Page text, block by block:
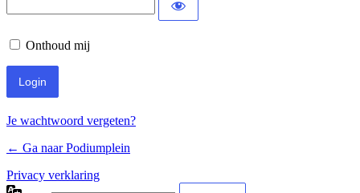
Onthoud mij
Je wachtwoord vergeten?
← Ga naar Podiumplein
Privacy verklaring